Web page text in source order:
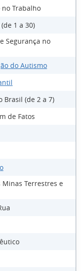
Trabalho
1 a 30)
Segurança no
do Autismo
Brasil (de 2 a 7)
de Fatos
Terrestres e